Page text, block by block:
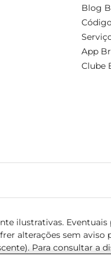
Blog
App
Clube
ilustrativas. Eventuais
alterações sem aviso
Para consultar a